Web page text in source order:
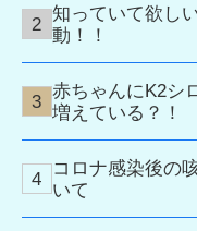
知っていて欲し
動！！
赤ちゃんにK2シ
増えている？！
コロナ感染後の
いて